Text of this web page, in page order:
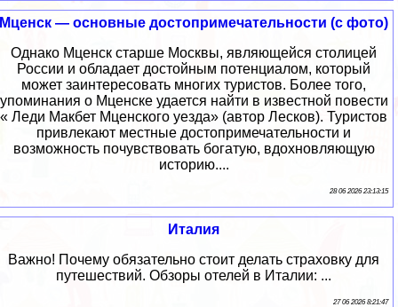
Мценск — основные достопримечательности (с фото)
Однако Мценск старше Москвы, являющейся столицей
России и обладает достойным потенциалом, который
может заинтересовать многих туристов. Более того,
упоминания о Мценске удается найти в известной повести
« Леди Макбет Мценского уезда» (автор Лесков). Туристов
привлекают местные достопримечательности и
возможность почувствовать богатую, вдохновляющую
историю....
28 06 2026 23:13:15
Италия
Важно! Почему обязательно стоит делать страховку для
путешествий. Обзоры отелей в Италии: ...
27 06 2026 8:21:47